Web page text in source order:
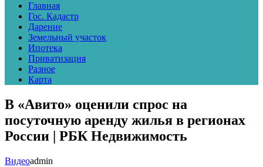
Главная
Гос. Кадастр
Дарение
Земельный участок
Ипотека
Приватизация
Разное
Карта
В «Авито» оценили спрос на
посуточную аренду жилья в регионах
России | РБК Недвижимость
Видеоadmin